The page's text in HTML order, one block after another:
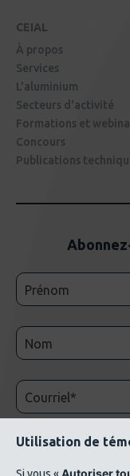
CEIAL
À propos
Services
L'aluminium
Secteurs d'activité
Formations et
Concours
Publications
Utilisation de
Autoriser